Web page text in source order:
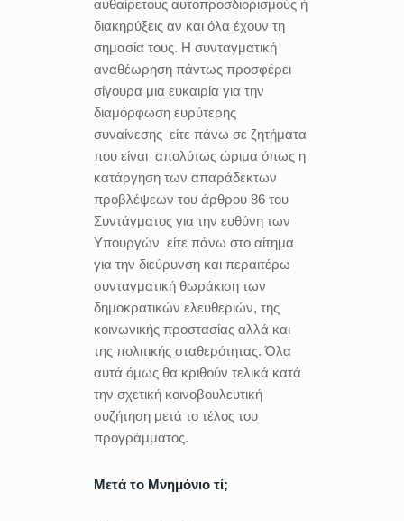
αυθαίρετους αυτοπροσδιορισμούς ή
διακηρύξεις αν και όλα έχουν τη
σημασία τους. Η συνταγματική
αναθέωρηση πάντως προσφέρει
σίγουρα μια ευκαιρία για την
διαμόρφωση ευρύτερης
συναίνεσης είτε πάνω σε ζητήματα
που είναι απολύτως ώριμα όπως η
κατάργηση των απαράδεκτων
προβλέψεων του άρθρου 86 του
Συντάγματος για την ευθύνη των
Υπουργών είτε πάνω στο αίτημα
για την διεύρυνση και περαιτέρω
συνταγματική θωράκιση των
δημοκρατικών ελευθεριών, της
κοινωνικής προστασίας αλλά και
της πολιτικής σταθερότητας. Όλα
αυτά όμως θα κριθούν τελικά κατά
την σχετική κοινοβουλευτική
συζήτηση μετά το τέλος του
προγράμματος.
Μετά το Μνημόνιο τί;